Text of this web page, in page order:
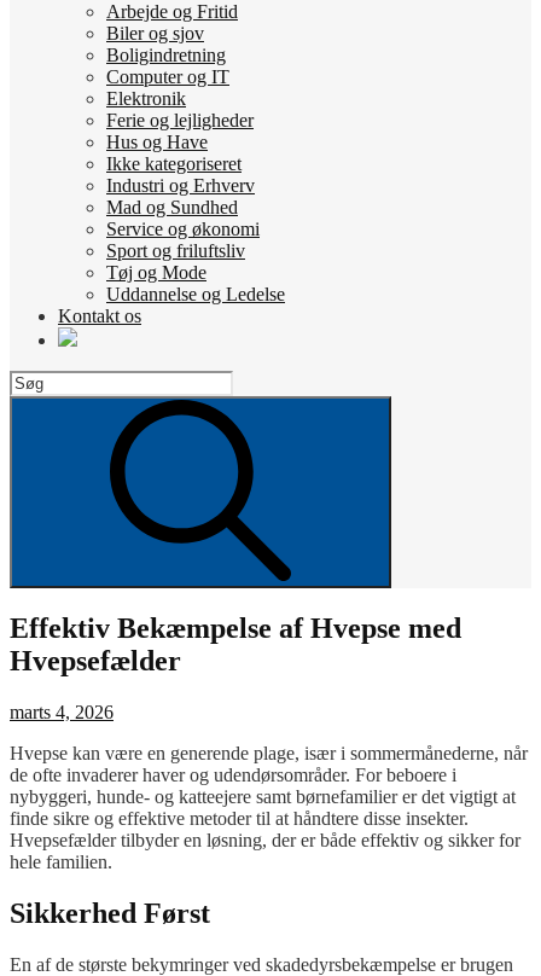
Arbejde og Fritid
Biler og sjov
Boligindretning
Computer og IT
Elektronik
Ferie og lejligheder
Hus og Have
Ikke kategoriseret
Industri og Erhverv
Mad og Sundhed
Service og økonomi
Sport og friluftsliv
Tøj og Mode
Uddannelse og Ledelse
Kontakt os
Search
for:
Effektiv Bekæmpelse af Hvepse med
Hvepsefælder
Posted
marts 4, 2026
Hvepse kan være en generende plage, især i sommermånederne, når
de ofte invaderer haver og udendørsområder. For beboere i
nybyggeri, hunde- og katteejere samt børnefamilier er det vigtigt at
finde sikre og effektive metoder til at håndtere disse insekter.
Hvepsefælder tilbyder en løsning, der er både effektiv og sikker for
hele familien.
Sikkerhed Først
En af de største bekymringer ved skadedyrsbekæmpelse er brugen